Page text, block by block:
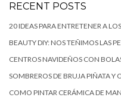
RECENT POSTS
20 IDEAS PARA ENTRETENER A
BEAUTY DIY: NOS TEÑIMOS LAS
CENTROS NAVIDEÑOS CON
SOMBREROS DE BRUJA PIÑATA Y
COMO PINTAR CERÁMICA DE